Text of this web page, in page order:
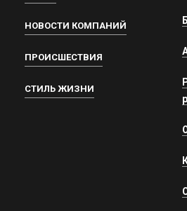
НОВОСТИ КОМПАНИЙ
ПРОИСШЕСТВИЯ
СТИЛЬ ЖИЗНИ